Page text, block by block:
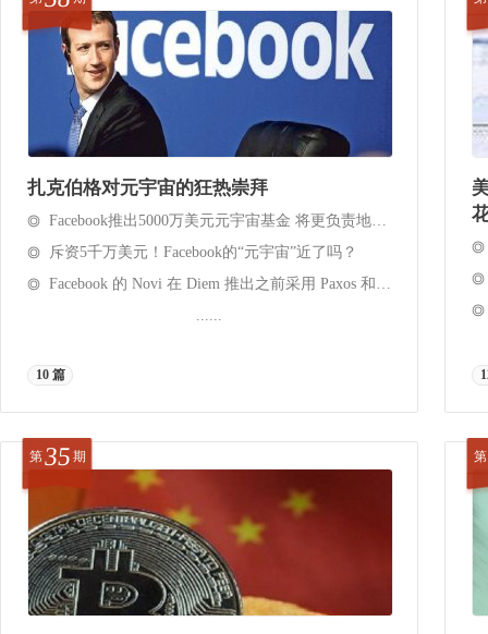
扎克伯格对元宇宙的狂热崇拜
Facebook推出5000万美元元宇宙基金 将更负责地开发元宇宙
斥资5千万美元！Facebook的“元宇宙”近了吗？
Facebook 的 Novi 在 Diem 推出之前采用 Paxos 和 Coinbase
......
10 篇
第35 期 第